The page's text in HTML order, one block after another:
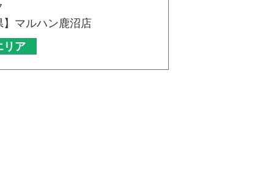
】マルハン鹿沼店
リア